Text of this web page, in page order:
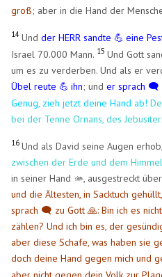
groß; aber in die Hand der
14 Undder HERR sandte💪 ​eine
Israel 70.000 Mann. 15 Und Gott
um es zu verderben. Und als er
Übel reute💪 ​ihn; under sprach 🗨️
Genug, zieh jetzt deine Hand ab!
bei der Tenne Ornans, des
16 Und als David seine Augen erhob,
zwischen der Erde und dem
in seiner Hand 🫴, ausgestreckt
und die Ältesten, in Sacktuch
sprach 🗨️ zu Gott 🙏: Bin ich es
zählen? Und ich bin es, der
aber diese Schafe, was haben sie
doch deine Hand gegen mich und